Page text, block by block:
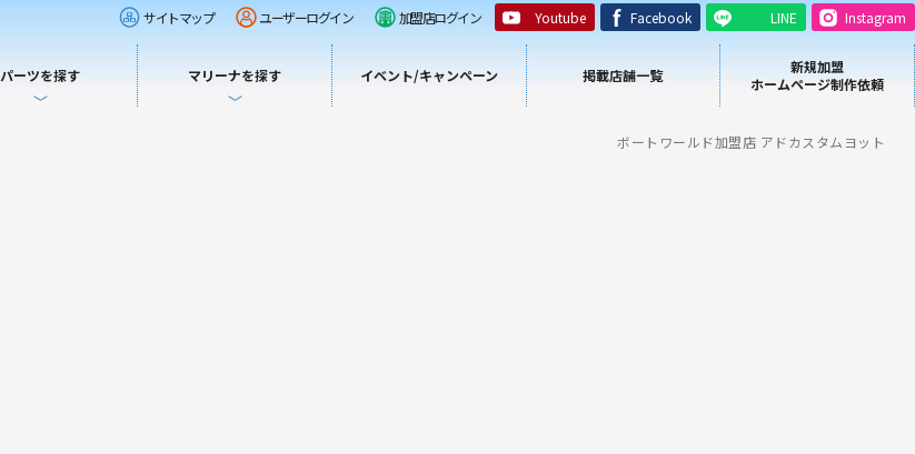
サイトマップ ユーザーログイン 加盟店ログイン Youtube Facebook LINE Instagram
パーツを探す マリーナを探す イベント/キャンペーン 掲載店舗一覧
新規加盟
ホームページ制作依頼
ボートワールド加盟店 アドカスタムヨット